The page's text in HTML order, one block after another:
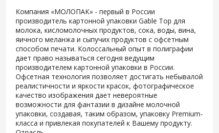
Компания «МОЛОПАК» - первый в России
производитель картонной упаковки Gable Top для
молока, кисломолочных продуктов, сока, воды, вина,
яичного меланжа и сыпучих продуктов с офсетным
способом печати. Колоссальный опыт в полиграфии
дает право называться сегодня ведущим
производителем картонной упаковки в России.
Офсетная технология позволяет достигать небывалой
реалистичности и яркости красок, фотографическое
качество изображения дает невероятные
возможности для фантазии в дизайне молочной
упаковки, создавая, таким образом, упаковку Premium-
класса и привлекая покупателей к Вашему продукту.